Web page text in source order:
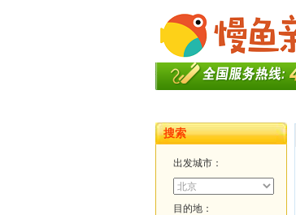
搜索
出发城市：
目的地：